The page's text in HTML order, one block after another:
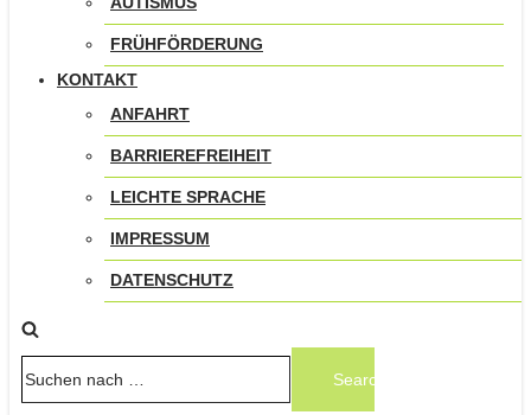
FRÜHFÖRDERUNG
KONTAKT
ANFAHRT
BARRIEREFREIHEIT
LEICHTE SPRACHE
IMPRESSUM
DATENSCHUTZ
Suchen
nach …